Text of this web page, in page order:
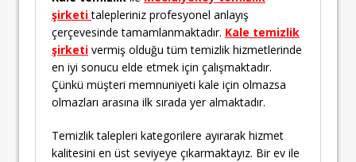
şirketi talepleriniz profesyonel anlayış
çerçevesinde tamamlanmaktadır. Kale temizlik
şirketi vermiş olduğu tüm temizlik hizmetlerinde
en iyi sonucu elde etmek için çalışmaktadır.
Çünkü müşteri memnuniyeti kale için olmazsa
olmazları arasına ilk sırada yer almaktadır.
Temizlik talepleri kategorilere ayırarak hizmet
kalitesini en üst seviyeye çıkarmaktayız. Bir ev ile